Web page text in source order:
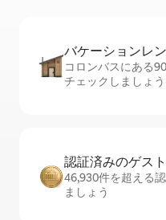
バケーションレ⁠
コロンバスにある
チェックしましょう
認証済みのゲ⁠ス⁠
46,930件を超える
ましょう